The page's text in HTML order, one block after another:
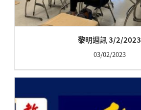
黎明週訊 3/2/2023
03/02/2023